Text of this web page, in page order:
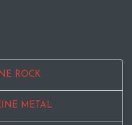
ROCK
METAL